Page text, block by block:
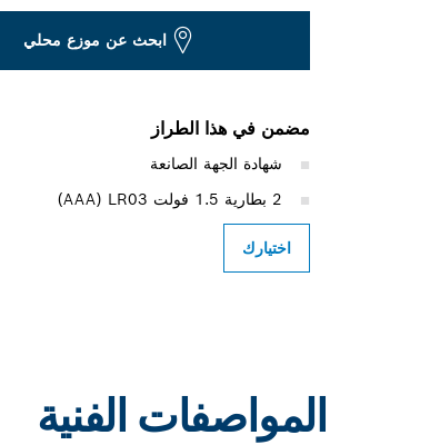
ابحث عن موزع محلي
مضمن في هذا الطراز
شهادة الجهة الصانعة
2 بطارية 1.5 فولت LR03‏ (AAA)
اختيارك
المواصفات الفنية